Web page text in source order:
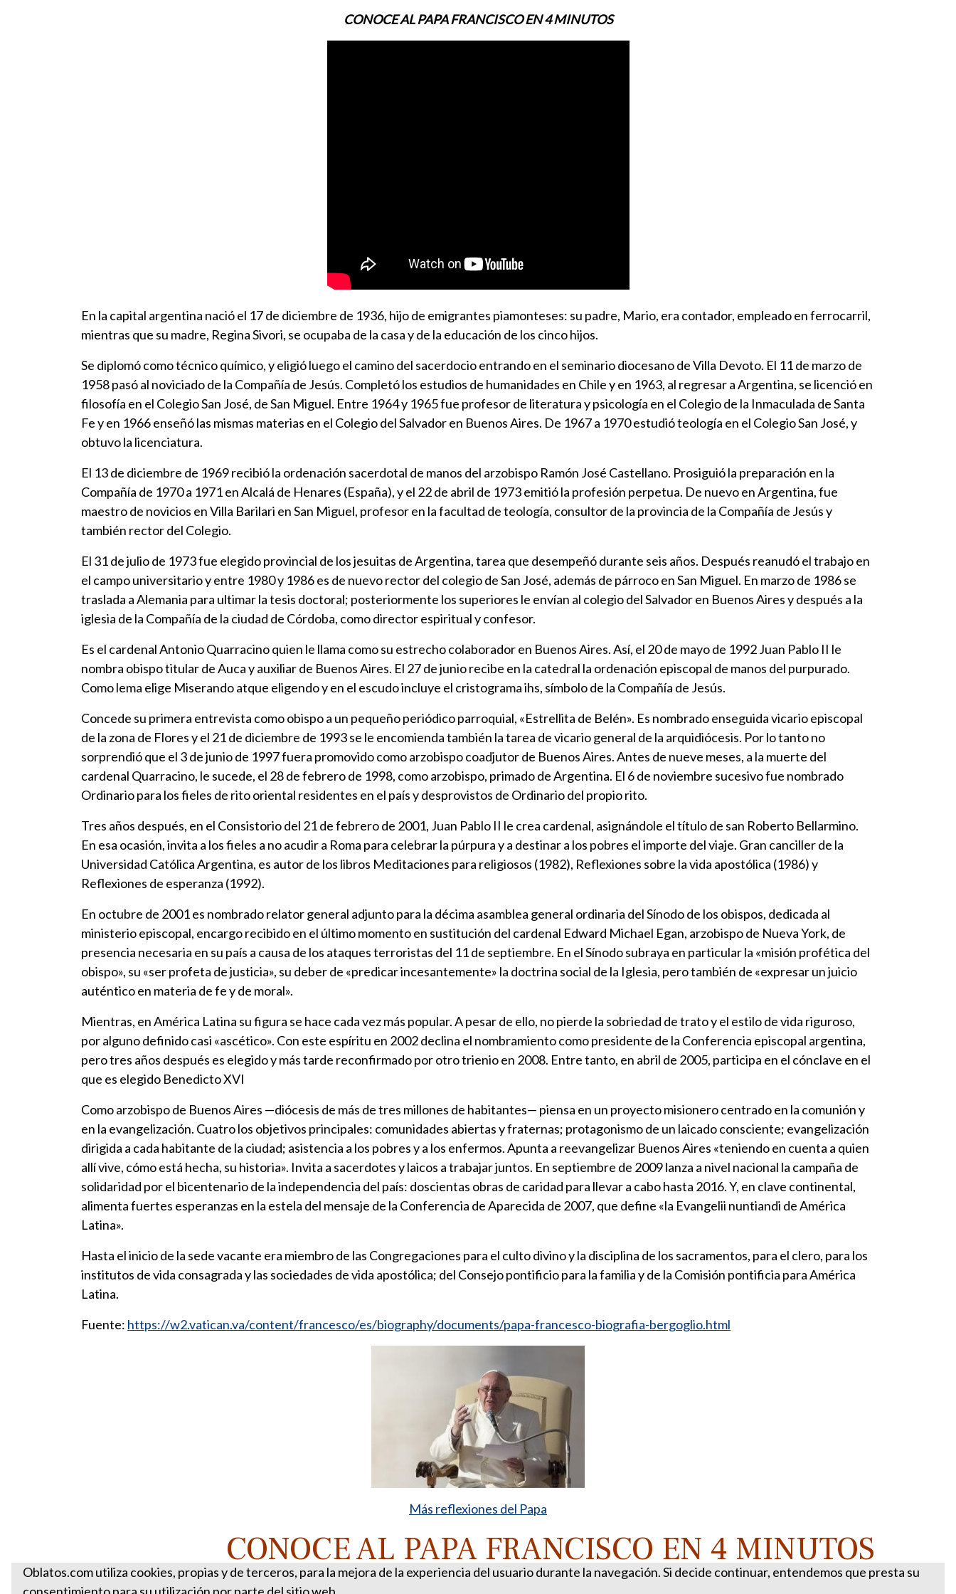
CONOCE AL PAPA FRANCISCO EN 4 MINUTOS
En la capital argentina nació el 17 de diciembre de 1936, hijo de emigrantes piamonteses: su padre, Mario, era contador, empleado en ferrocarril,
mientras que su madre, Regina Sivori, se ocupaba de la casa y de la educación de los cinco hijos.
Se diplomó como técnico químico, y eligió luego el camino del sacerdocio entrando en el seminario diocesano de Villa Devoto. El 11 de marzo de
1958 pasó al noviciado de la Compañía de Jesús. Completó los estudios de humanidades en Chile y en 1963, al regresar a Argentina, se licenció en
filosofía en el Colegio San José, de San Miguel. Entre 1964 y 1965 fue profesor de literatura y psicología en el Colegio de la Inmaculada de Santa
Fe y en 1966 enseñó las mismas materias en el Colegio del Salvador en Buenos Aires. De 1967 a 1970 estudió teología en el Colegio San José, y
obtuvo la licenciatura.
El 13 de diciembre de 1969 recibió la ordenación sacerdotal de manos del arzobispo Ramón José Castellano. Prosiguió la preparación en la
Compañía de 1970 a 1971 en Alcalá de Henares (España), y el 22 de abril de 1973 emitió la profesión perpetua. De nuevo en Argentina, fue
maestro de novicios en Villa Barilari en San Miguel, profesor en la facultad de teología, consultor de la provincia de la Compañía de Jesús y
también rector del Colegio.
El 31 de julio de 1973 fue elegido provincial de los jesuitas de Argentina, tarea que desempeñó durante seis años. Después reanudó el trabajo en
el campo universitario y entre 1980 y 1986 es de nuevo rector del colegio de San José, además de párroco en San Miguel. En marzo de 1986 se
traslada a Alemania para ultimar la tesis doctoral; posteriormente los superiores le envían al colegio del Salvador en Buenos Aires y después a la
iglesia de la Compañía de la ciudad de Córdoba, como director espiritual y confesor.
Es el cardenal Antonio Quarracino quien le llama como su estrecho colaborador en Buenos Aires. Así, el 20 de mayo de 1992 Juan Pablo II le
nombra obispo titular de Auca y auxiliar de Buenos Aires. El 27 de junio recibe en la catedral la ordenación episcopal de manos del purpurado.
Como lema elige Miserando atque eligendo y en el escudo incluye el cristograma ihs, símbolo de la Compañía de Jesús.
Concede su primera entrevista como obispo a un pequeño periódico parroquial, «Estrellita de Belén». Es nombrado enseguida vicario episcopal
de la zona de Flores y el 21 de diciembre de 1993 se le encomienda también la tarea de vicario general de la arquidiócesis. Por lo tanto no
sorprendió que el 3 de junio de 1997 fuera promovido como arzobispo coadjutor de Buenos Aires. Antes de nueve meses, a la muerte del
cardenal Quarracino, le sucede, el 28 de febrero de 1998, como arzobispo, primado de Argentina. El 6 de noviembre sucesivo fue nombrado
Ordinario para los fieles de rito oriental residentes en el país y desprovistos de Ordinario del propio rito.
Tres años después, en el Consistorio del 21 de febrero de 2001, Juan Pablo II le crea cardenal, asignándole el título de san Roberto Bellarmino.
En esa ocasión, invita a los fieles a no acudir a Roma para celebrar la púrpura y a destinar a los pobres el importe del viaje. Gran canciller de la
Universidad Católica Argentina, es autor de los libros Meditaciones para religiosos (1982), Reflexiones sobre la vida apostólica (1986) y
Reflexiones de esperanza (1992).
En octubre de 2001 es nombrado relator general adjunto para la décima asamblea general ordinaria del Sínodo de los obispos, dedicada al
ministerio episcopal, encargo recibido en el último momento en sustitución del cardenal Edward Michael Egan, arzobispo de Nueva York, de
presencia necesaria en su país a causa de los ataques terroristas del 11 de septiembre. En el Sínodo subraya en particular la «misión profética del
obispo», su «ser profeta de justicia», su deber de «predicar incesantemente» la doctrina social de la Iglesia, pero también de «expresar un juicio
auténtico en materia de fe y de moral».
Mientras, en América Latina su figura se hace cada vez más popular. A pesar de ello, no pierde la sobriedad de trato y el estilo de vida riguroso,
por alguno definido casi «ascético». Con este espíritu en 2002 declina el nombramiento como presidente de la Conferencia episcopal argentina,
pero tres años después es elegido y más tarde reconfirmado por otro trienio en 2008. Entre tanto, en abril de 2005, participa en el cónclave en el
que es elegido Benedicto XVI
Como arzobispo de Buenos Aires —diócesis de más de tres millones de habitantes— piensa en un proyecto misionero centrado en la comunión y
en la evangelización. Cuatro los objetivos principales: comunidades abiertas y fraternas; protagonismo de un laicado consciente; evangelización
dirigida a cada habitante de la ciudad; asistencia a los pobres y a los enfermos. Apunta a reevangelizar Buenos Aires «teniendo en cuenta a quien
allí vive, cómo está hecha, su historia». Invita a sacerdotes y laicos a trabajar juntos. En septiembre de 2009 lanza a nivel nacional la campaña de
solidaridad por el bicentenario de la independencia del país: doscientas obras de caridad para llevar a cabo hasta 2016. Y, en clave continental,
alimenta fuertes esperanzas en la estela del mensaje de la Conferencia de Aparecida de 2007, que define «la Evangelii nuntiandi de América
Latina».
Hasta el inicio de la sede vacante era miembro de las Congregaciones para el culto divino y la disciplina de los sacramentos, para el clero, para los
institutos de vida consagrada y las sociedades de vida apostólica; del Consejo pontificio para la familia y de la Comisión pontificia para América
Latina.
Fuente: https://w2.vatican.va/content/francesco/es/biography/documents/papa-francesco-biografia-bergoglio.html
Más reflexiones del Papa
CONOCE AL PAPA FRANCISCO EN 4 MINUTOS
Oblatos.com utiliza cookies, propias y de terceros, para la mejora de la experiencia del usuario durante la navegación. Si decide continuar, entendemos que presta su